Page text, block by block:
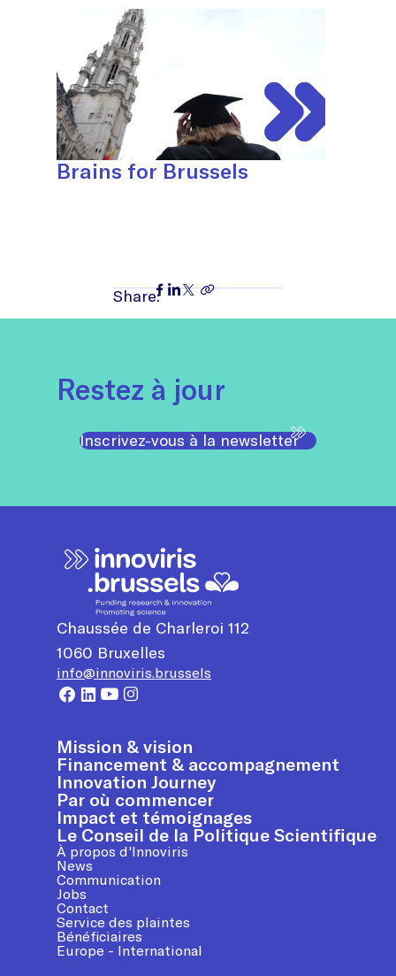
Brains for Brussels
Share:
Restez à jour
Inscrivez-vous à la newsletter
Chaussée de Charleroi 112
1060 Bruxelles
info@innoviris.brussels
Mission & vision
Financement & accompagnement
Innovation Journey
Par où commencer
Impact et témoignages
Le Conseil de la Politique Scientifique
À propos d'Innoviris
News
Communication
Jobs
Contact
Service des plaintes
Bénéficiaires
Europe - International